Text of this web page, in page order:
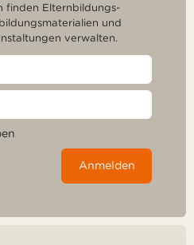
finden Elternbildungs-
und
verwalten.
Anmelden